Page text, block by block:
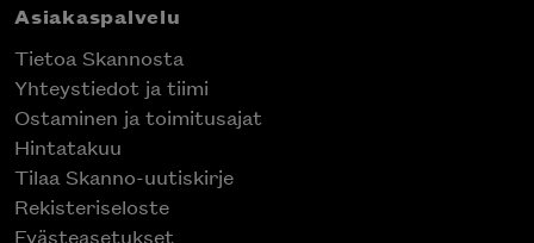
Asiakaspalvelu
Tietoa Skannosta
Yhteystiedot ja tiimi
Ostaminen ja toimitusajat
Hintatakuu
Tilaa Skanno-uutiskirje
Rekisteriseloste
Evästeasetukset